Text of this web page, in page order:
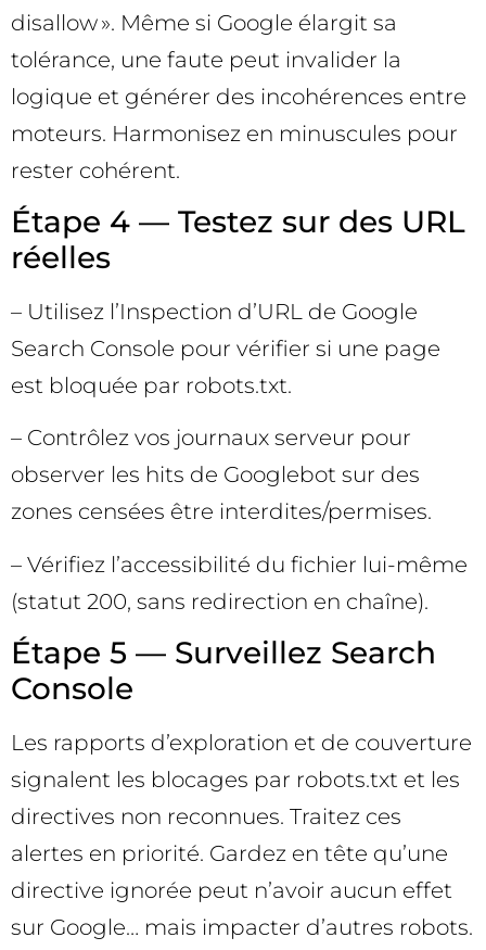
disallow ». Même si Google élargit sa
tolérance, une faute peut invalider la
logique et générer des incohérences entre
moteurs. Harmonisez en minuscules pour
rester cohérent.
Étape 4 — Testez sur des URL
réelles
– Utilisez l’Inspection d’URL de Google
Search Console pour vérifier si une page
est bloquée par robots.txt.
– Contrôlez vos journaux serveur pour
observer les hits de Googlebot sur des
zones censées être interdites/permises.
– Vérifiez l’accessibilité du fichier lui-même
(statut 200, sans redirection en chaîne).
Étape 5 — Surveillez Search
Console
Les rapports d’exploration et de couverture
signalent les blocages par robots.txt et les
directives non reconnues. Traitez ces
alertes en priorité. Gardez en tête qu’une
directive ignorée peut n’avoir aucun effet
sur Google… mais impacter d’autres robots.